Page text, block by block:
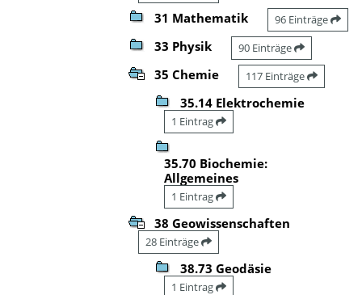
31 Mathematik 96 Einträge
33 Physik 90 Einträge
35 Chemie 117 Einträge
35.14 Elektrochemie
1 Eintrag
35.70 Biochemie:
Allgemeines
1 Eintrag
38 Geowissenschaften
28 Einträge
38.73 Geodäsie
1 Eintrag